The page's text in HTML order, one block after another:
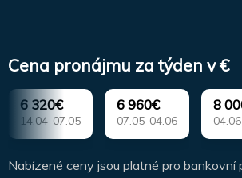
Cena pronájmu za týden v €
6 320€
14.04-07.05
6 960€
07.05-04.06
8
Nabízené ceny jsou platné pro bankovní